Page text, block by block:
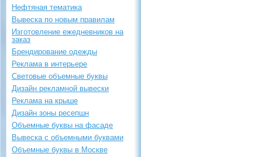
Нефтяная тематика
Вывеска по новым правилам
Изготовление ежедневников на
заказ
Брендирование одежды
Реклама в интерьере
Световые объемные буквы
Дизайн рекламной вывески
Реклама на крыше
Дизайн зоны ресепшн
Объемные буквы на фасаде
Вывеска с объемными буквами
Объемные буквы в Москве